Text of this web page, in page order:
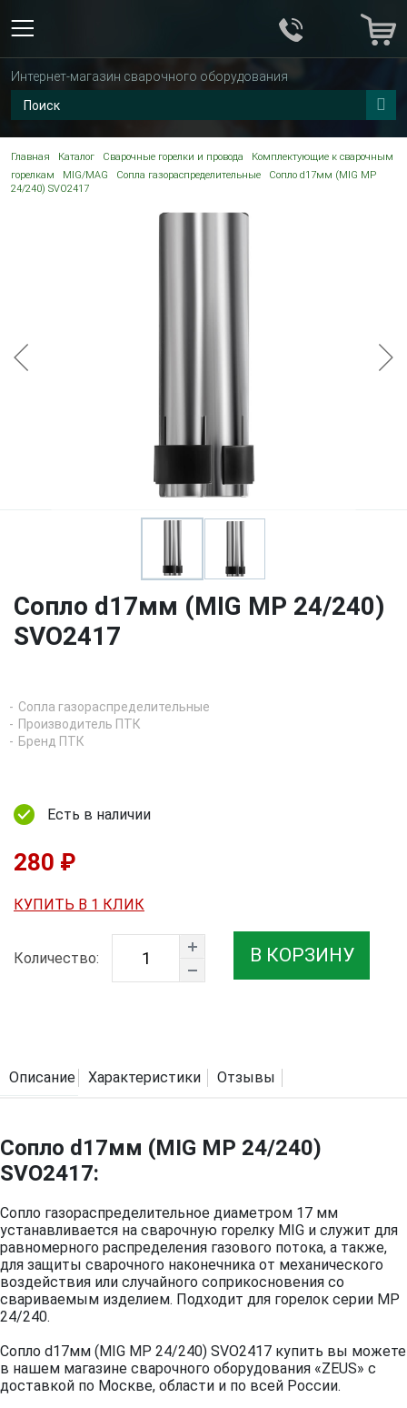
Интернет-магазин сварочного оборудования
Главная Каталог Сварочные горелки и провода
Комплектующие к сварочным
горелкам
MIG/MAG Сопла газораспределительные
Сопло d17мм (MIG MP
24/240) SVO2417
Сопло d17мм (MIG MP 24/240)
SVO2417
Сопла газораспределительные
Производитель ПТК
Бренд ПТК
Есть в наличии
280 ₽
КУПИТЬ В 1 КЛИК
Количество: В КОРЗИНУ
Описание Характеристики Отзывы
Сопло d17мм (MIG MP 24/240)
SVO2417:
Сопло газораспределительное диаметром 17 мм
устанавливается на сварочную горелку MIG и служит для
равномерного распределения газового потока, а также,
для защиты сварочного наконечника от механического
воздействия или случайного соприкосновения со
свариваемым изделием. Подходит для горелок серии MP
24/240.
Сопло d17мм (MIG MP 24/240) SVO2417 купить вы можете
в нашем магазине сварочного оборудования «ZEUS» с
доставкой по Москве, области и по всей России.